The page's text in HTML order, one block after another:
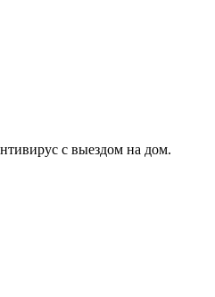
с выездом на дом.